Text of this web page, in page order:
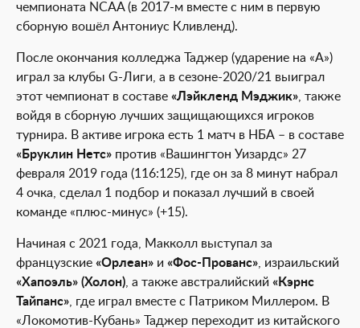
чемпионата NCAA (в 2017-м вместе с ним в первую
сборную вошёл Антониус Кливленд).
После окончания колледжа Таджер (ударение на «А»)
играл за клубы G-Лиги, а в сезоне-2020/21 выиграл
этот чемпионат в составе «Лэйкленд Мэджик» , также
войдя в сборную лучших защищающихся игроков
турнира. В активе игрока есть 1 матч в НБА – в составе
«Бруклин Нетс» против «Вашингтон Уизардс» 27
февраля 2019 года (116:125), где он за 8 минут набрал
4 очка, сделал 1 подбор и показал лучший в своей
команде «плюс-минус» (+15).
Начиная с 2021 года, Макколл выступал за
французские «Орлеан» и «Фос-Прованс» , израильский
«Хапоэль» (Холон) , а также австралийский «Кэрнс
Тайпанс» , где играл вместе с Патриком Миллером. В
«Локомотив-Кубань» Таджер переходит из китайского